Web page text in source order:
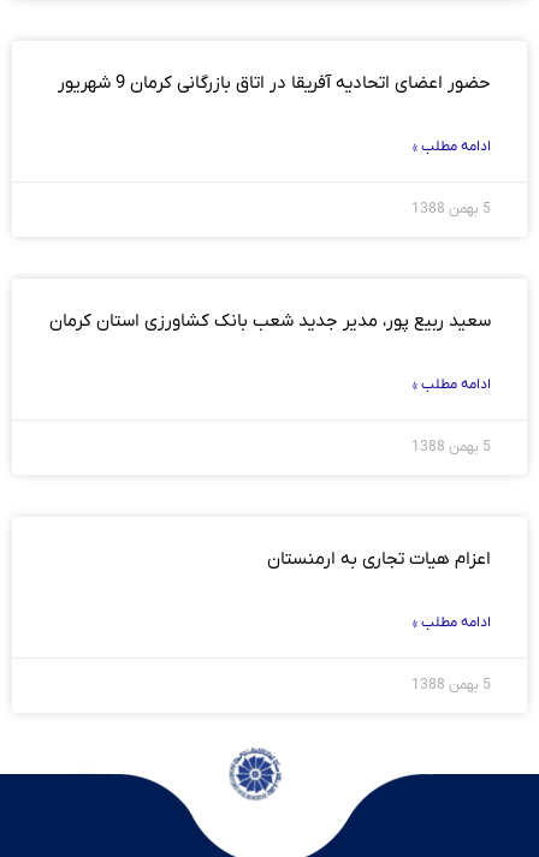
حضور اعضای اتحادیه آفریقا در اتاق بازرگانی کرمان 9 شهریور
ادامه مطلب »
5 بهمن 1388
سعید ربیع پور، مدیر جدید شعب بانک کشاورزی استان کرمان
ادامه مطلب »
5 بهمن 1388
اعزام هیات تجاری به ارمنستان
ادامه مطلب »
5 بهمن 1388